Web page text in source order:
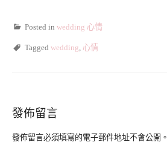
Posted in wedding 心情
Tagged wedding, 心情
發佈留言
發佈留言必須填寫的電子郵件地址不會公開。